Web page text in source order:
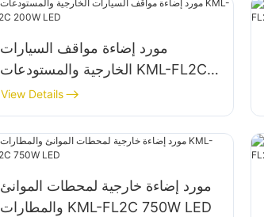
مورد إضاءة مواقف السيارات
الخارجية والمستودعات KML-FL2C
200W LED
View Details
مورد إضاءة خارجية لمحطات الموانئ
والمطارات KML-FL2C 750W LED